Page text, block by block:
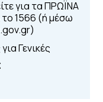
για τα ΠΡΩΪΝΑ
το 1566 (ή μέσω
Γενικές
Από τον
Καλώντας